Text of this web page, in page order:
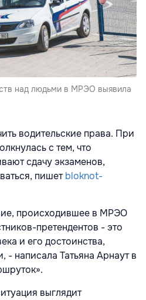
над людьми в МРЭО выявила
водительские права. При
с тем, что
сдачу экзаменов,
пишетbloknot-
происходившее в МРЭО
претендентов - это
и его достоинства,
- написала Татьяна Арнаут в
выглядит